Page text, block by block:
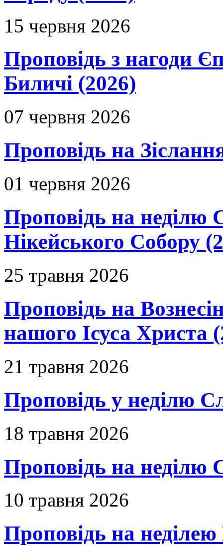
15 червня 2026
Проповідь з нагоди
Биличі (2026)
07 червня 2026
Проповідь на
01 червня 2026
Проповідь на неділю
Нікейського Собору
25 травня 2026
Проповідь на
нашого Ісуса Христа
21 травня 2026
Проповідь у неділю
18 травня 2026
Проповідь на неділю
10 травня 2026
Проповідь на неділею